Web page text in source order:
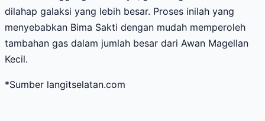
dilahap galaksi yang lebih besar. Proses inilah yang
menyebabkan Bima Sakti dengan mudah memperoleh
tambahan gas dalam jumlah besar dari Awan Magellan
Kecil.
*Sumber langitselatan.com